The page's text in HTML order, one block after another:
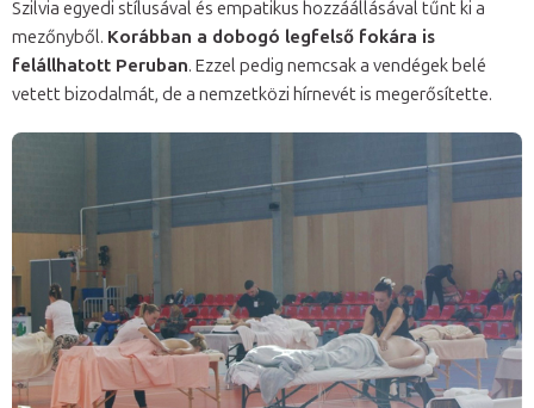
Szilvia egyedi stílusával és empatikus hozzáállásával tűnt ki a
mezőnyből. Korábban a dobogó legfelső fokára is
felállhatott Peruban. Ezzel pedig nemcsak a vendégek belé
vetett bizodalmát, de a nemzetközi hírnevét is megerősítette.